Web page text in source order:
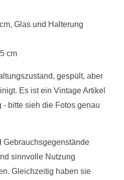
Glas und Halterung
cm
gespült, aber
Es ist ein Vintage Artikel
- bitte sieh die Fotos genau
Gebrauchsgegenstände
sinnvolle Nutzung
Gleichzeitig haben sie